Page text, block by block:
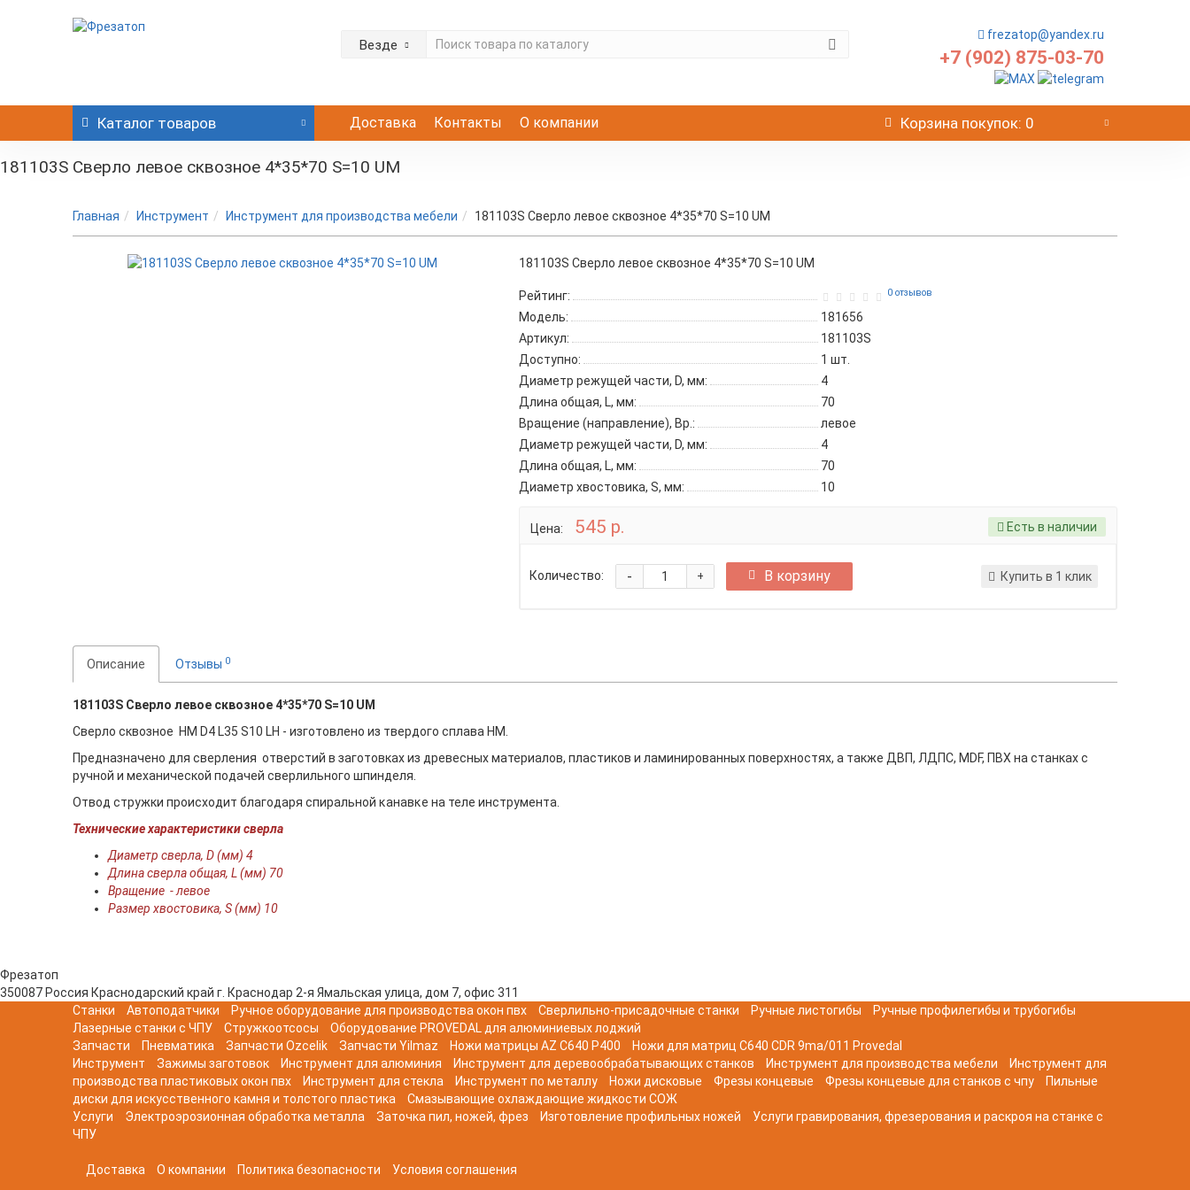
Везде
frezatop@yandex.ru
+7 (902) 875-03-70
Каталог товаров Доставка Контакты О компании Корзина покупок: 0
181103S Сверло левое сквозное 4*35*70 S=10 UM
Главная Инструмент Инструмент для производства мебели 181103S Сверло левое сквозное 4*35*70 S=10 UM
181103S Сверло левое сквозное 4*35*70 S=10 UM
Рейтинг: 0 отзывов
Модель:
181656
Артикул:
181103S
Доступно:
1 шт.
Диаметр режущей части, D, мм:
4
Длина общая, L, мм:
70
Вращение (направление), Вр.:
левое
Диаметр режущей части, D, мм:
4
Длина общая, L, мм:
70
Диаметр хвостовика, S, мм:
10
Цена: 545 р. Есть в наличии
Количество: +
- В корзину Купить в 1 клик
Описание Отзывы 0
181103S Сверло левое сквозное 4*35*70 S=10 UM
Сверло сквозное HM D4 L35 S10 LH - изготовлено из твердого сплава HM.
Предназначено для сверления отверстий в заготовках из древесных материалов, пластиков и ламинированных поверхностях, а также ДВП, ЛДПС, MDF, ПВХ на станках с
ручной и механической подачей сверлильного шпинделя.
Отвод стружки происходит благодаря спиральной ĸанавĸе на теле инструмента.
Технические характеристики сверла
Диаметр сверла, D (мм) 4
Длина сверла общая, L (мм) 70
Вращение - левое
Размер хвостовика, S (мм) 10
Фрезатоп
350087 Россия Краснодарский край г. Краснодар 2-я Ямальская улица, дом 7, офис 311
Станки
Автоподатчики Ручное оборудование для производства окон пвх Сверлильно-присадочные станки Ручные листогибы
Ручные профилегибы и трубогибы
Лазерные станки с ЧПУ
Стружкоотсосы
Оборудование PROVEDAL для алюминиевых лоджий
Запчасти
Пневматика Запчасти Ozcelik Запчасти Yilmaz Ножи матрицы AZ C640 P400
Ножи для матриц C640 CDR 9ma/011 Provedal
Инструмент
Зажимы заготовок Инструмент для алюминия Инструмент для деревообрабатывающих станков Инструмент для производства мебели
Инструмент для
производства пластиковых окон пвх
Инструмент для стекла Инструмент по металлу Ножи дисковые Фрезы концевые Фрезы концевые для станков с чпу
Пильные
диски для искусственного камня и толстого пластика
Смазывающие охлаждающие жидкости СОЖ
Услуги
Электроэрозионная обработка металла Заточка пил, ножей, фрез Изготовление профильных ножей
Услуги гравирования, фрезерования и раскроя на станке с
ЧПУ
Доставка О компании Политика безопасности Условия соглашения